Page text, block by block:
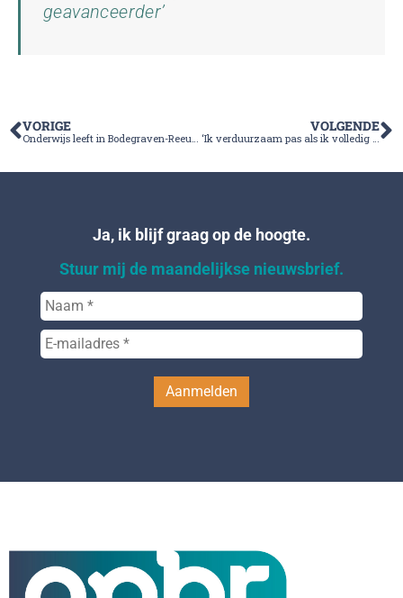
geavanceerder’
VORIGE VOLGENDE
Ja, ik blijf graag op de hoogte.
Stuur mij de maandelijkse nieuwsbrief.